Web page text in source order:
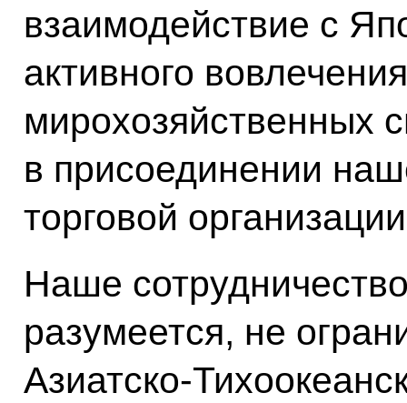
взаимодействие с
активного
мирохозяйственных
в присоединении
торговой
Наше
разумеется, не
Азиатско-